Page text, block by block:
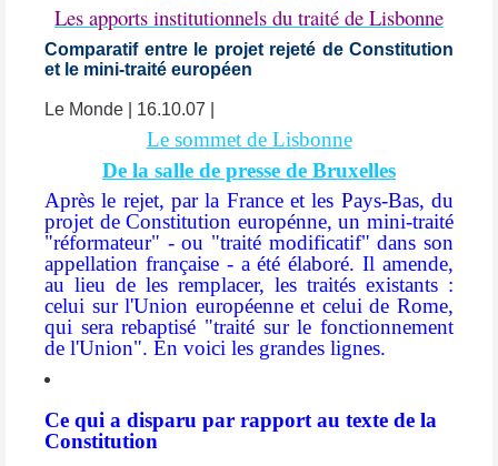
Les apports institutionnels du traité de Lisbonne
Comparatif entre le projet rejeté de Constitution
et le mini-traité européen
Le Monde | 16.10.07 |
Le sommet de Lisbonne
De la salle de presse de Bruxelles
Après le rejet, par la France et les Pays-Bas, du
projet de Constitution europénne, un mini-traité
"réformateur" - ou "traité modificatif" dans son
appellation française - a été élaboré. Il amende,
au lieu de les remplacer, les traités existants :
celui sur l'Union européenne et celui de Rome,
qui sera rebaptisé "traité sur le fonctionnement
de l'Union". En voici les grandes lignes.
Ce qui a disparu par rapport au texte de la
Constitution